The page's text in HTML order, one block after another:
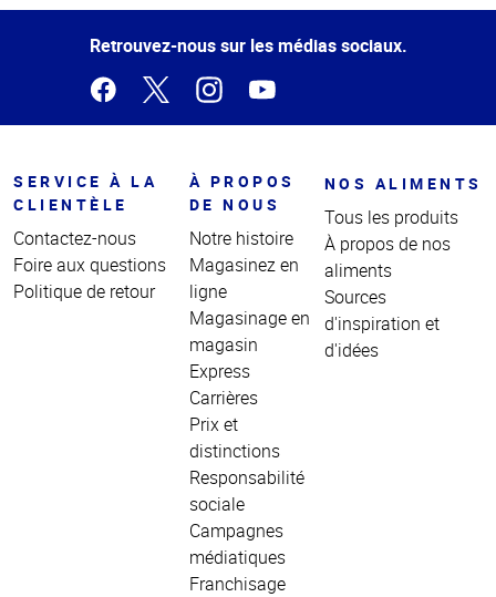
de la
Retrouvez-nous sur les médias sociaux.
SERVICE À LA
CLIENTÈLE
Contactez-nous
Foire aux questions
Politique de retour
À PROPOS
DE NOUS
Notre histoire
Magasinez en
ligne
Magasinage en
magasin
Express
Carrières
Prix et
distinctions
Responsabilité
sociale
Campagnes
médiatiques
Franchisage
NOS ALIMENTS
Tous les produits
À propos de nos
aliments
Sources
d'inspiration et
d'idées